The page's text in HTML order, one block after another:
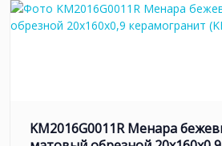
KM2016G0011R Менара